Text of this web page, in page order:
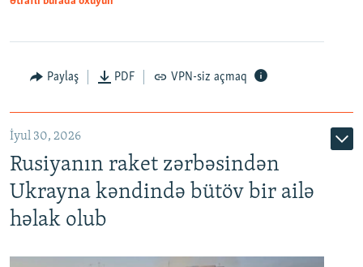
Paylaş PDF VPN-siz açmaq
İyul 30, 2026
Rusiyanın raket zərbəsindən
Ukrayna kəndində bütöv bir ailə
həlak olub